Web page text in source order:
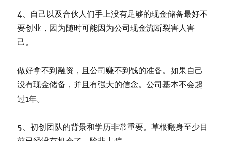
4、自己以及合伙人们手上没有足够的现金储备最好不
要创业，因为随时可能因为公司现金流断裂害人害
己。
做好拿不到融资，且公司赚不到钱的准备。如果自己
没有现金储备，并且有强大的信念。公司基本不会超
过1年。
5、初创团队的背景和学历非常重要。草根翻身至少目